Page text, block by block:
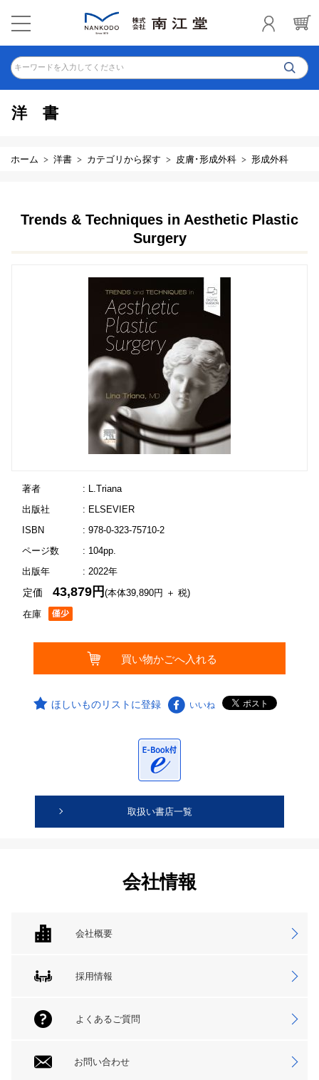
キーワードを入力してください
洋書
ホーム 洋書 カテゴリから探す 皮膚･形成外科 形成外科
Trends & Techniques in Aesthetic Plastic
Surgery
著者
: L.Triana
出版社
: ELSEVIER
ISBN
: 978-0-323-75710-2
ページ数
: 104pp.
出版年
: 2022年
在庫
定価43,879円(本体39,890円 ＋ 税)
ほしいものリストに登録 いいね
取扱い書店一覧
会社情報
会社概要
採用情報
よくあるご質問
お問い合わせ